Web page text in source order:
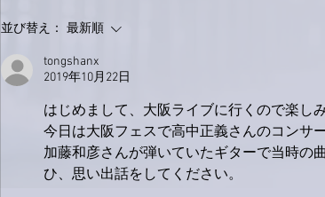
9月23日「amiism」リリー
並び替え： 最新順
tongshanx
2019年10月22日
はじめまして、大阪ライブに行くので楽しみ
今日は大阪フェスで高中正義さんのコンサ
加藤和彦さんが弾いていたギターで当時の
ひ、思い出話をしてください。